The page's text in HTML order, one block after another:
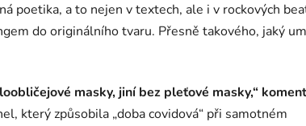
poetika, a to nejen v textech, ale i v rockových
do originálního tvaru. Přesně takového, jaký
masky, jiní bez pleťové masky,“
který způsobila „doba covidová“ při samotném